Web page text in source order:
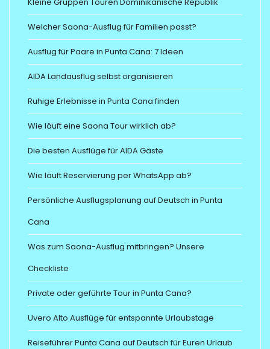
Welcher Saona-Ausflug für Familien passt?
Ausflug für Paare in Punta Cana: 7 Ideen
AIDA Landausflug selbst organisieren
Ruhige Erlebnisse in Punta Cana finden
Wie läuft eine Saona Tour wirklich ab?
Die besten Ausflüge für AIDA Gäste
Wie läuft Reservierung per WhatsApp ab?
Persönliche Ausflugsplanung auf Deutsch in Punta
Cana
Was zum Saona-Ausflug mitbringen? Unsere
Checkliste
Private oder geführte Tour in Punta Cana?
Uvero Alto Ausflüge für entspannte Urlaubstage
Reiseführer Punta Cana auf Deutsch für Euren Urlaub